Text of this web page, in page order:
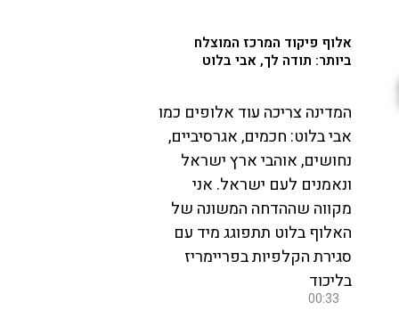
אלוף פיקוד המרכז המוצלח
ביותר: תודה לך, אבי בלוט
המדינה צריכה עוד אלופים כמו
אבי בלוט: חכמים, אגרסיביים,
נחושים, אוהבי ארץ ישראל
ונאמנים לעם ישראל. אני
מקווה שההדחה המשונה של
האלוף בלוט תתפוגג מיד עם
סגירת הקלפיות בפריימריז
בליכוד
00:33